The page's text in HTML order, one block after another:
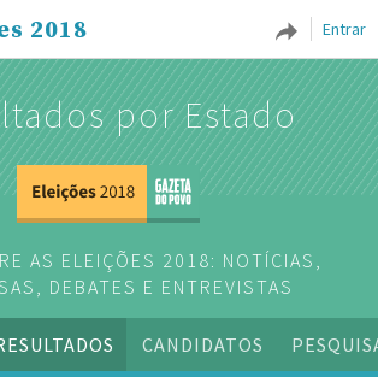
Entrar
2018
por Estado
AS ELEIÇÕES 2018: NOTÍCIAS,
DEBATES E ENTREVISTAS
CANDIDATOS